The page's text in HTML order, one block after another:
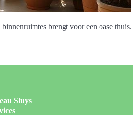
brengt voor een oase thuis.
Sluys